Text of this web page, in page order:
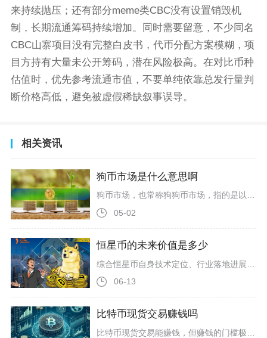
来持续抛压；还有部分meme类CBC没有设置销毁机
制，长期流通筹码持续增加。同时需要留意，不少同名
CBC山寨项目没有完整白皮书，代币分配方案模糊，项
目方持有大量未公开筹码，潜在风险极高。在对比币种
估值时，优先参考流通市值，不要单纯依靠总发行量判
断价格高低，避免被虚假稀缺叙事误导。
相关资讯
狗币市场是什么意思啊
狗币市场，也常称狗狗币市场，指的是以狗狗币（Dogecoin，代码DOGE）为核心交易标的、围绕其流通、买卖、投资与生态应用形成的加密货币细分市场，是币圈迷因币（MemeCoin）板块的龙头与核心代表。它从2013年诞生之初的玩笑式加密资产，逐步演变为全球市值稳居前十、日交易量常达数十亿美元的主流加密市场，核心由全球散户社区、投机资金、部分机构与名人效应共同驱动，以高波动、强社区属性、文化叙事主导为核心特征。狗币市场的起源与底层基础，源于2013年12月由杰克逊·帕尔默与比利
05-02
恒星币的未来价值是多少
06-13
比特币现货交易赚钱吗